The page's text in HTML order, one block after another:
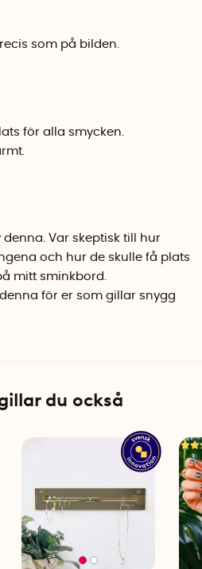
som på bilden.
för alla smycken.
Var skeptisk till hur
och hur de skulle få plats
mitt sminkbord.
för er som gillar snygg
du också